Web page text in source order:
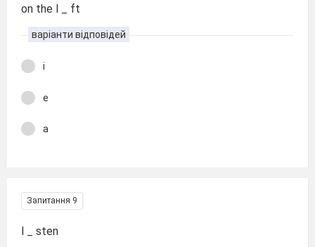
on the l _ ft
варіанти відповідей
i
e
a
Запитання 9
l _ sten